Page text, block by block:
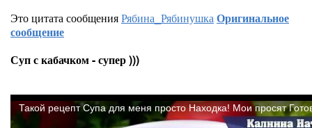
Это цитата сообщенияРябина_РябинушкаОригинальное
сообщение
Суп с кабачком - супер )))